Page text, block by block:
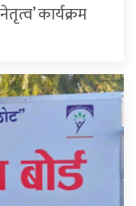
कार्यक्रम